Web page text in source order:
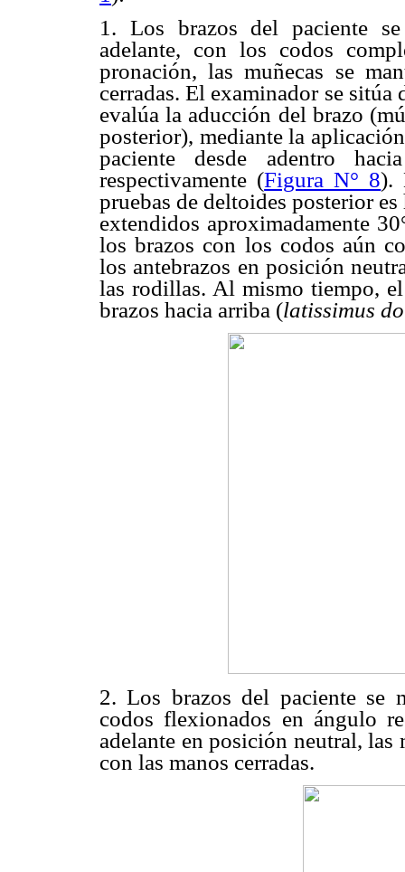
1. Los brazos del paciente
adelante, con los codos
pronación, las muñecas se
cerradas. El examinador se sitúa
evalúa la aducción del brazo
posterior), mediante la
paciente desde adentro
respectivamente (Figura N° 8).
pruebas de deltoides posterior
extendidos aproximadamente
los brazos con los codos aún
los antebrazos en posición
las rodillas. Al mismo tiempo,
brazos hacia arriba (latissimus
2. Los brazos del paciente se
codos flexionados en ángulo
adelante en posición neutral, las
con las manos cerradas.